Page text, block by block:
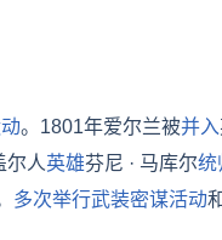
。1801年爱尔兰被并入
尔人英雄芬尼 · 马库尔统
多次举行武装密谋活动